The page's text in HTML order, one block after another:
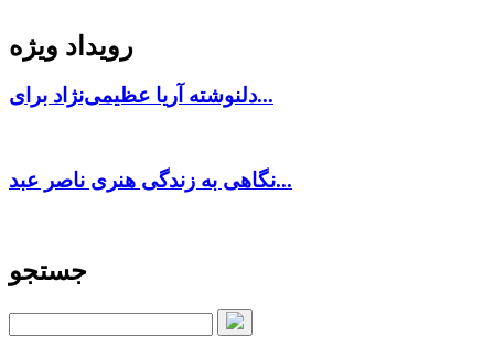
رویداد ویژه
دلنوشته آریا عظیمی‌نژاد برای...
نگاهی به زندگی هنری ناصر عبد...
جستجو